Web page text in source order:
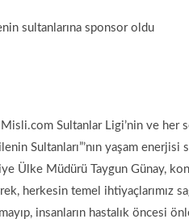
sultanlarına sponsor oldu
Sultanlar Ligi’nin ve her
Sultanları”’nın yaşam
Ülke Müdürü Taygun Günay,
herkesin temel ihtiyaçlarımız
insanların hastalık öncesi